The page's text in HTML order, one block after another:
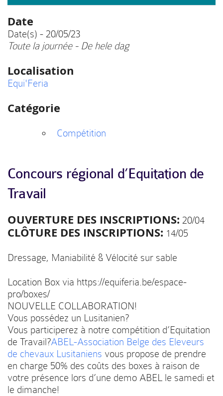
Date
Date(s) - 20/05/23
Toute la journée - De hele dag
Localisation
Equi'Feria
Catégorie
Compétition
Concours régional d’Equitation de
Travail
OUVERTURE DES INSCRIPTIONS: 20/04
CLÔTURE DES INSCRIPTIONS: 14/05
Dressage, Maniabilité & Vélocité sur sable
Location Box via https://equiferia.be/espace-
pro/boxes/
NOUVELLE COLLABORATION!
Vous possédez un Lusitanien?
Vous participerez à notre compétition d’Equitation
de Travail?ABEL-Association Belge des Eleveurs
de chevaux Lusitaniens vous propose de prendre
en charge 50% des coûts des boxes à raison de
votre présence lors d’une demo ABEL le samedi et
le dimanche!